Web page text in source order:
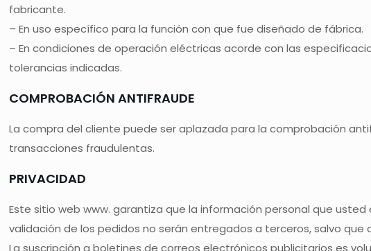
fabricante.
– En uso específico para la función con que fue diseñado de fábrica.
– En condiciones de operación eléctricas acorde con las
tolerancias indicadas.
COMPROBACIÓN ANTIFRAUDE
La compra del cliente puede ser aplazada para la comprobación
transacciones fraudulentas.
PRIVACIDAD
Este sitio web www. garantiza que la información personal que
validación de los pedidos no serán entregados a terceros, salvo
La suscripción a boletines de correos electrónicos publicitarios es